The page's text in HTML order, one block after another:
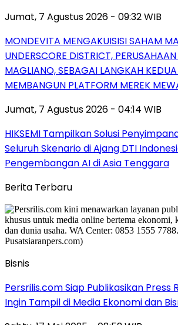
Jumat, 7 Agustus 2026 - 09:32 WIB
MONDEVITA MENGAKUISISI SAHAM
UNDERSCORE DISTRICT,
MAGLIANO, SEBAGAI LANGKAH
MEMBANGUN PLATFORM MEREK
Jumat, 7 Agustus 2026 - 04:14 WIB
HIKSEMI Tampilkan Solusi
Seluruh Skenario di Ajang DTI
Pengembangan AI di Asia Tenggara
Berita Terbaru
Bisnis
Persrilis.com Siap Publikasikan Press
Ingin Tampil di Media Ekonomi dan